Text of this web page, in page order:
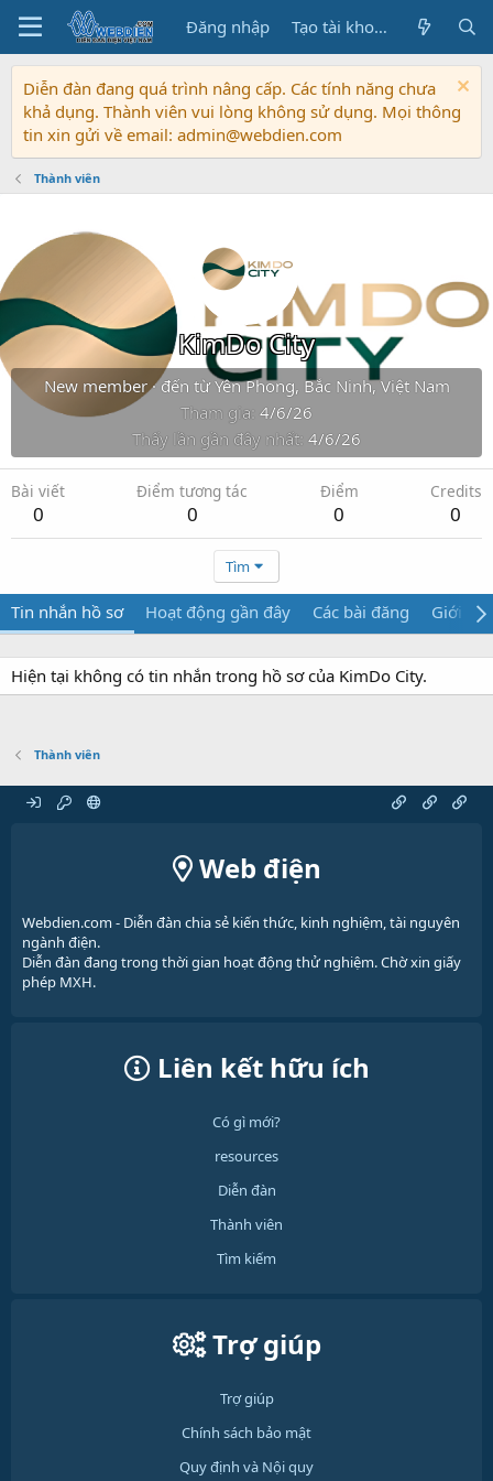
Đăng nhập Tạo tài khoản
Diễn đàn đang quá trình nâng cấp. Các tính năng chưa
khả dụng. Thành viên vui lòng không sử dụng. Mọi thông
tin xin gửi về email: admin@webdien.com
Thành viên
KimDo City
New member · đến từ Yên Phong, Bắc Ninh, Việt Nam
Tham gia 4/6/26
Thấy lần gần đây nhất 4/6/26
Bài viết
0
Điểm tương tác
0
Điểm
0
Credits
0
Tìm
Tin nhắn hồ sơ Hoạt động gần đây Các bài đăng Giới
Hiện tại không có tin nhắn trong hồ sơ của KimDo City.
Thành viên
Web điện
Webdien.com - Diễn đàn chia sẻ kiến thức, kinh nghiệm, tài nguyên
ngành điện.
Diễn đàn đang trong thời gian hoạt động thử nghiệm. Chờ xin giấy
phép MXH.
Liên kết hữu ích
Có gì mới?
resources
Diễn đàn
Thành viên
Tìm kiếm
Trợ giúp
Trợ giúp
Chính sách bảo mật
Quy định và Nội quy